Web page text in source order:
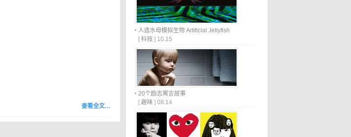
查看全文…
人造水母模拟生物 Artificial Jellyfish
[ 科技 ] 10.15
20个励志寓言故事
[ 趣味 ] 08.14